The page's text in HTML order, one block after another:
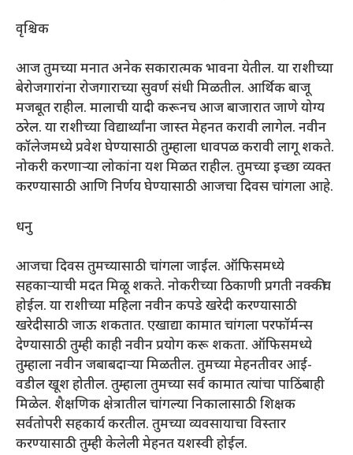
वृश्चिक
आज तुमच्या मनात अनेक सकारात्मक भावना येतील. या राशीच्या
बेरोजगारांना रोजगाराच्या सुवर्ण संधी मिळतील. आर्थिक बाजू
मजबूत राहील. मालाची यादी करूनच आज बाजारात जाणे योग्य
ठरेल. या राशीच्या विद्यार्थ्यांना जास्त मेहनत करावी लागेल. नवीन
कॉलेजमध्ये प्रवेश घेण्यासाठी तुम्हाला धावपळ करावी लागू शकते.
नोकरी करणाऱ्या लोकांना यश मिळत राहील. तुमच्या इच्छा व्यक्त
करण्यासाठी आणि निर्णय घेण्यासाठी आजचा दिवस चांगला आहे.
धनु
आजचा दिवस तुमच्यासाठी चांगला जाईल. ऑफिसमध्ये
सहकाऱ्याची मदत मिळू शकते. नोकरीच्या ठिकाणी प्रगती नक्कीच
होईल. या राशीच्या महिला नवीन कपडे खरेदी करण्यासाठी
खरेदीसाठी जाऊ शकतात. एखाद्या कामात चांगला परफॉर्मन्स
देण्यासाठी तुम्ही काही नवीन प्रयोग करू शकता. ऑफिसमध्ये
तुम्हाला नवीन जबाबदाऱ्या मिळतील. तुमच्या मेहनतीवर आई-
वडील खूश होतील. तुम्हाला तुमच्या सर्व कामात त्यांचा पाठिंबाही
मिळेल. शैक्षणिक क्षेत्रातील चांगल्या निकालासाठी शिक्षक
सर्वतोपरी सहकार्य करतील. तुमच्या व्यवसायाचा विस्तार
करण्यासाठी तुम्ही केलेली मेहनत यशस्वी होईल.